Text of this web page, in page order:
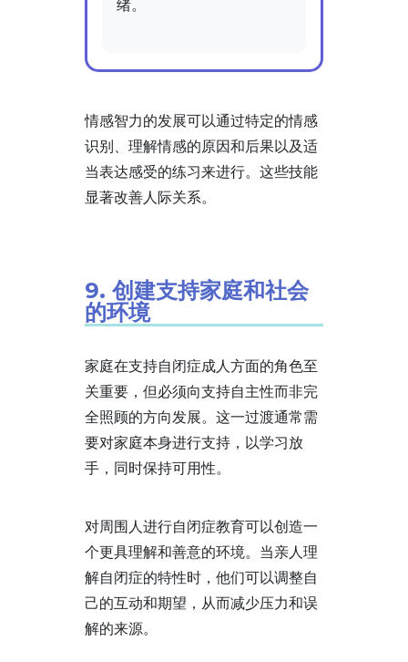
绪。
情感智力的发展可以通过特定的情感
识别、理解情感的原因和后果以及适
当表达感受的练习来进行。这些技能
显著改善人际关系。
9. 创建支持家庭和社会
的环境
家庭在支持自闭症成人方面的角色至
关重要，但必须向支持自主性而非完
全照顾的方向发展。这一过渡通常需
要对家庭本身进行支持，以学习放
手，同时保持可用性。
对周围人进行自闭症教育可以创造一
个更具理解和善意的环境。当亲人理
解自闭症的特性时，他们可以调整自
己的互动和期望，从而减少压力和误
解的来源。